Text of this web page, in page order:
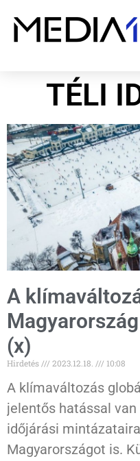
TÉLI
A
(x)
Hirdetés 2023.12.18. 10:08
A klímaváltozás
jelentős hatással
időjárási
Magyarországot is.